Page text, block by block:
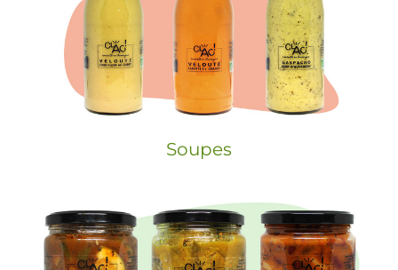
Soupes